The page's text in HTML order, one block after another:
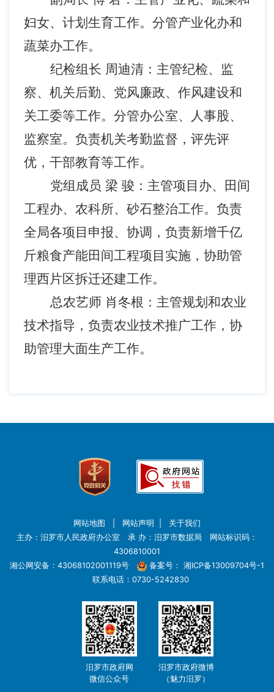
妇女、计划生育工作。分管产业化办和
蔬菜办工作。
纪检组长 周迪清：主管纪检、监
察、机关后勤、党风廉政、作风建设和
关工委等工作。分管办公室、人事股、
监察室。负责机关考勤监督，评先评
优，干部教育等工作。
党组成员 梁 骏：主管项目办、田间
工程办、农科所、砂石整治工作。负责
全局各项目申报、协调，负责新增千亿
斤粮食产能田间工程项目实施，协助管
理西片区拆迁还建工作。
总农艺师 肖冬根：主管规划和农业
技术指导，负责农业技术推广工作，协
助管理大面生产工作。
网站地图 网站声明
关于我们
主办：汨罗市人民政府办公室 承 办：汨罗市数据局 网站标识码：
4306810001
湘公网安备：43068102001119号
备案号： 湘ICP备13009704号-1
联系电话：0730-5242830
汨罗市政府网
微信公众号
汨罗市政府微博
（魅力汨罗）